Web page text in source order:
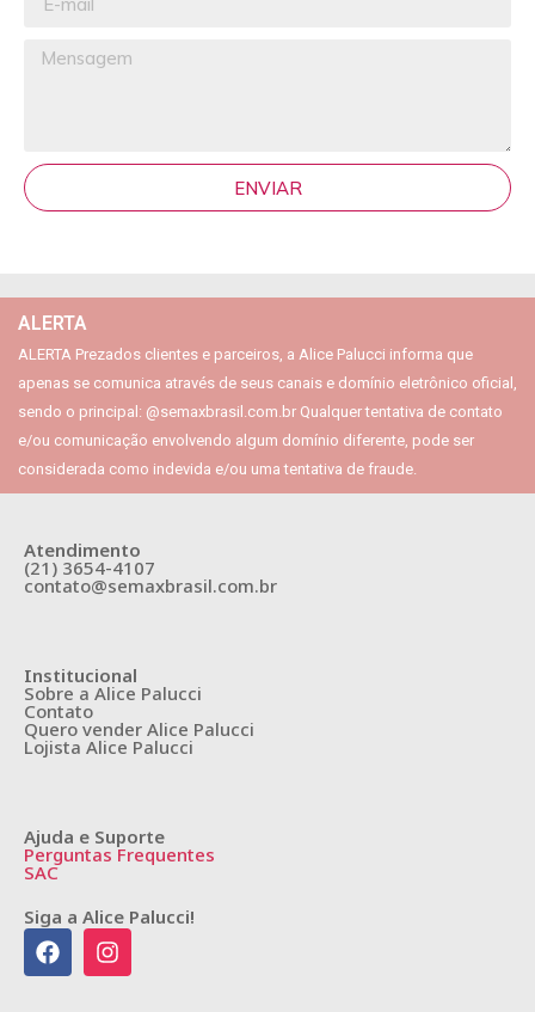
ENVIAR
ALERTA
ALERTA Prezados clientes e parceiros, a Alice Palucci informa que
apenas se comunica através de seus canais e domínio eletrônico oficial,
sendo o principal: @semaxbrasil.com.br Qualquer tentativa de contato
e/ou comunicação envolvendo algum domínio diferente, pode ser
considerada como indevida e/ou uma tentativa de fraude.
Atendimento
(21) 3654-4107
contato@semaxbrasil.com.br
Institucional
Sobre a Alice Palucci
Contato
Quero vender Alice Palucci
Lojista Alice Palucci
Ajuda e Suporte
Perguntas Frequentes
SAC
Siga a Alice Palucci!